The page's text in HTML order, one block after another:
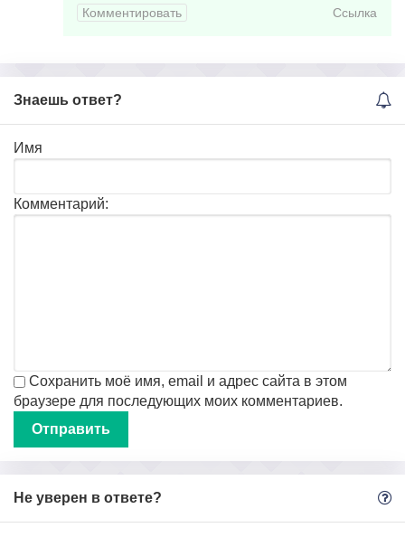
Комментировать Ссылка
Знаешь ответ?
Имя
Комментарий:
Сохранить моё имя, email и адрес сайта в этом
браузере для последующих моих комментариев.
Не уверен в ответе?